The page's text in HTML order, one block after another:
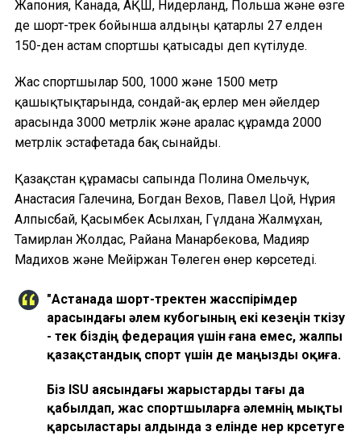
Жапония, Канада, АҚШ, Нидерланд, Польша және өзге
де шорт-трек бойынша алдыңғы қатарлы 27 елден
150-ден астам спортшы қатысады деп күтілуде.
Жас спортшылар 500, 1000 және 1500 метр
қашықтықтарында, сондай-ақ ерлер мен әйелдер
арасында 3000 метрлік және аралас құрамда 2000
метрлік эстафетада бақ сынайды.
Қазақстан құрамасы сапында Полина Омельчук,
Анастасия Галечина, Богдан Вехов, Павел Цой, Нұрия
Алпысбай, Қасымбек Асылхан, Гүлдана Жалмұхан,
Тамирлан Жолдас, Райана Манарбекова, Мадияр
Мадихов және Мейіржан Төлеген өнер көрсетеді.
"Астанада шорт-тректен жасөспірімдер
арасындағы әлем кубогының екі кезеңін өткізу
- тек біздің федерация үшін ғана емес, жалпы
қазақстандық спорт үшін де маңызды оқиға.
Біз ISU аясындағы жарыстарды тағы да
қабылдап, жас спортшыларға әлемнің мықты
қарсыластары алдында өз елінде өнер көрсетуге